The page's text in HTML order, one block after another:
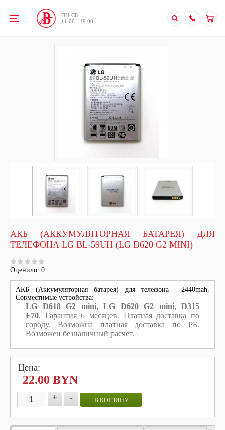
ПН-CБ
11:00 - 19:00
АКБ (АККУМУЛЯТОРНАЯ БАТАРЕЯ) ДЛЯ
ТЕЛЕФОНА LG BL-59UH (LG D620 G2 MINI)
Оценило: 0
АКБ (Аккумуляторная батарея) для телефона 2440mah.
Совместимые устройства:
LG D618 G2 mini, LG D620 G2 mini, D315
F70. Гарантия 6 месяцев. Платная доставка по
городу. Возможна платная доставка по РБ.
Возможен безналичный расчет.
Цена:
22.00 BYN
+ - В КОРЗИНУ